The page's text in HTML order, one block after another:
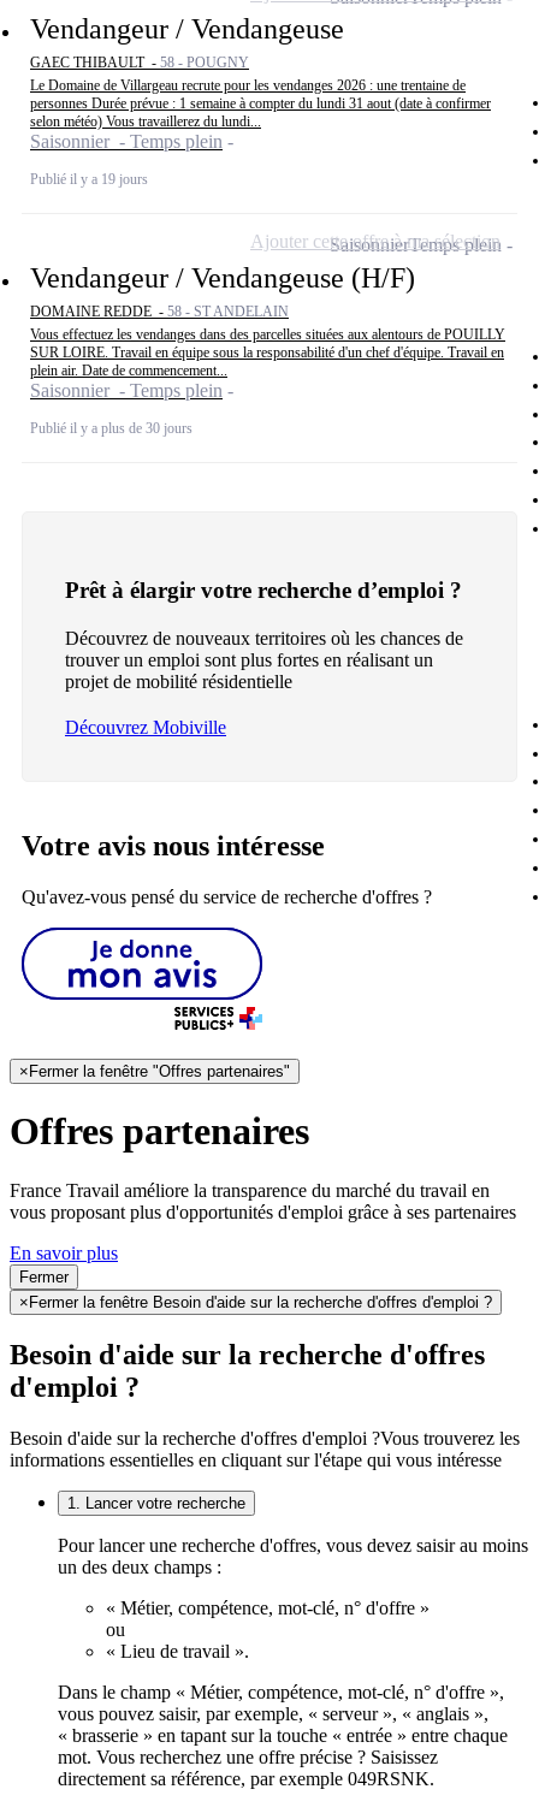
Vendangeur / Vendangeuse
GAEC THIBAULT - 58 - POUGNY
Le Domaine de Villargeau recrute pour les vendanges 2026 : une trentaine de
personnes Durée prévue : 1 semaine à compter du lundi 31 aout (date à confirmer
selon météo) Vous travaillerez du lundi...
Saisonnier - Temps plein
Publié il y a 19 jours
Vendangeur / Vendangeuse (H/F)
DOMAINE REDDE - 58 - ST ANDELAIN
Vous effectuez les vendanges dans des parcelles situées aux alentours de POUILLY
SUR LOIRE. Travail en équipe sous la responsabilité d'un chef d'équipe. Travail en
plein air. Date de commencement...
Saisonnier - Temps plein
Publié il y a plus de 30 jours
SaisonnierTemps plein
Ajouter cette offre à ma sélection
Prêt à élargir votre recherche d’emploi ?
Découvrez de nouveaux territoires où les chances de
trouver un emploi sont plus fortes en réalisant un
projet de mobilité résidentielle
Découvrez Mobiville
Votre avis nous intéresse
Qu'avez-vous pensé du service de recherche d'offres ?
× Fermer la fenêtre "Offres partenaires"
Offres partenaires
France Travail améliore la transparence du marché du travail en
vous proposant plus d'opportunités d'emploi grâce à ses partenaires
En savoir plus
Fermer
× Fermer la fenêtre Besoin d'aide sur la recherche d'offres d'emploi ?
Besoin d'aide sur la recherche d'offres
d'emploi ?
Besoin d'aide sur la recherche d'offres d'emploi ?Vous trouverez les
informations essentielles en cliquant sur l'étape qui vous intéresse
1. Lancer votre recherche
Pour lancer une recherche d'offres, vous devez saisir au moins
un des deux champs :
« Métier, compétence, mot-clé, n° d'offre »
ou
« Lieu de travail ».
Dans le champ « Métier, compétence, mot-clé, n° d'offre »,
vous pouvez saisir, par exemple, « serveur », « anglais »,
« brasserie » en tapant sur la touche « entrée » entre chaque
mot. Vous recherchez une offre précise ? Saisissez
directement sa référence, par exemple 049RSNK.